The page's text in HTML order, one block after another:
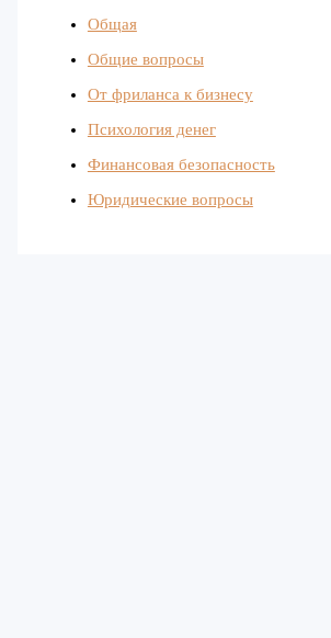
Общая
Общие вопросы
От фриланса к бизнесу
Психология денег
Финансовая безопасность
Юридические вопросы